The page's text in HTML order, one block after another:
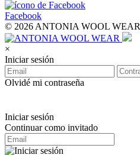
Facebook
© 2026 ANTONIA WOOL WEAR
×
Iniciar sesión
Olvidé mi contraseña
Iniciar sesión
Continuar como invitado